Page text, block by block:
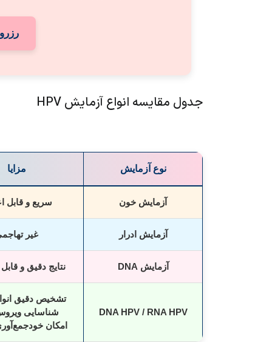
جدول مقایسه انواع آزمایش HPV
نوع آزمایش مزایا
آزمایش خون سریع و قابل
آزمایش ادرار غیر
آزمایش DNA نتایج دقیق و
DNA HPV / RNA HPV
تشخیص دقیق
شناسایی
امکان